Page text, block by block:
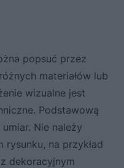
popsuć przez
materiałów lub
wizualne jest
Podstawową
Nie należy
rysunku, na przykład
dekoracyjnym